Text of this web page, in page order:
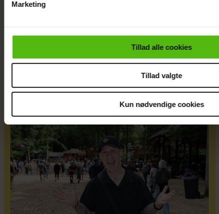
cookiepolitik.
Marketing
Tillad alle cookies
Tillad valgte
Kun nødvendige cookies
Mads Vad om at være
far til to: Deler nyt
perspektiv på livet